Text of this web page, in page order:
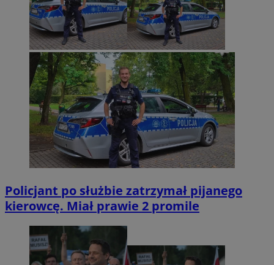
Policjant po służbie zatrzymał pijanego
kierowcę. Miał prawie 2 promile